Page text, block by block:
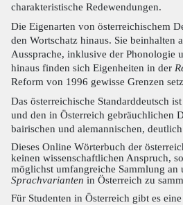
charakteristische Redewendungen.
Die Eigenarten von österreichischem
den Wortschatz hinaus. Sie beinhalten
Aussprache, inklusive der Phonologie
hinaus finden sich Eigenheiten in der
Reform von 1996 gewisse Grenzen
Das österreichische Standarddeutsch
und den in Österreich gebräuchlichen
bairischen und alemannischen,
Dieses Online Wörterbuch der
keinen wissenschaftlichen Anspruch,
möglichst umfangreiche Sammlung an
Sprachvarianten in Österreich zu
Für Studenten in Österreich gibt es eine